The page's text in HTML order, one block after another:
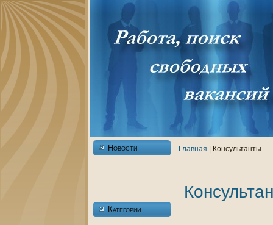
Новости
Категории
Главнaя | Консультанты